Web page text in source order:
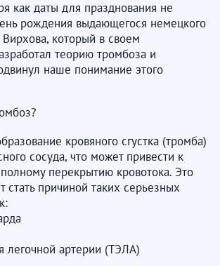
как даты для празднования не
рождения выдающегося немецкого
который в своем
теорию тромбоза и
наше понимание этого
кровяного сгустка (тромба)
сосуда, что может привести к
перекрытию кровотока. Это
стать причиной таких серьезных
легочной артерии (ТЭЛА)